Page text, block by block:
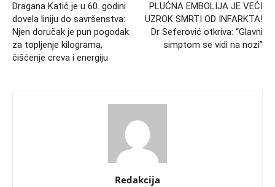
Dragana Katić je u 60. godini
dovela liniju do savršenstva:
Njen doručak je pun pogodak
za topljenje kilograma,
čišćenje creva i energiju
PLUĆNA EMBOLIJA JE VEĆI
UZROK SMRTI OD INFARKTA!
Dr Seferović otkriva: “Glavni
simptom se vidi na nozi”
Redakcija